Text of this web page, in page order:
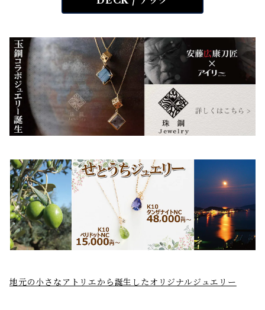
地元の小さなアトリエから誕生したオリジナルジュエリー